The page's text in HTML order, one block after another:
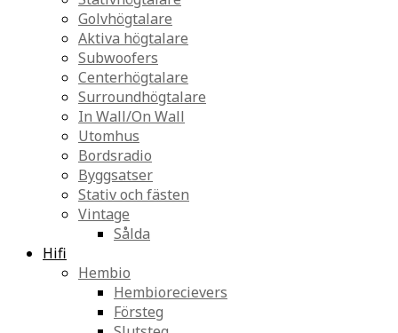
Golvhögtalare
Aktiva högtalare
Subwoofers
Centerhögtalare
Surroundhögtalare
In Wall/On Wall
Utomhus
Bordsradio
Byggsatser
Stativ och fästen
Vintage
Sålda
Hifi
Hembio
Hembiorecievers
Försteg